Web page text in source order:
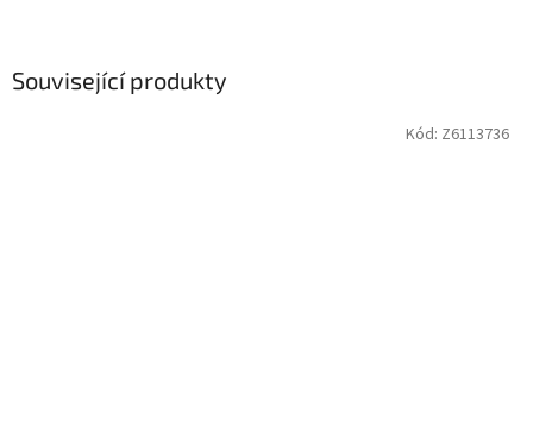
Související produkty
Kód: Z6113736